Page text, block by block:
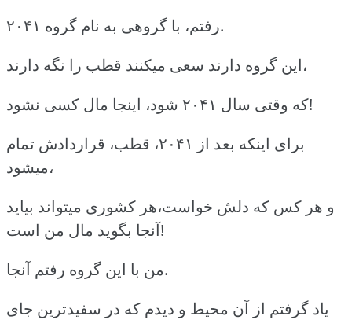
رفتم، با گروهی به نام گروه ۲۰۴۱.
این گروه دارند سعی میکنند قطب را نگه دارند،
که وقتی سال ۲۰۴۱ شود، اینجا مال کسی نشود!
برای اینکه بعد از ۲۰۴۱، قطب، قراردادش تمام
میشود،
و هر کس که دلش خواست،هر کشوری میتواند بیاید
آنجا بگوید مال من است!
من با این گروه رفتم آنجا.
یاد گرفتم از آن محیط و دیدم که در سفیدترین جای